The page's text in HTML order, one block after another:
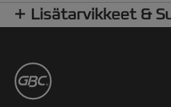
Lisätarvikkeet &